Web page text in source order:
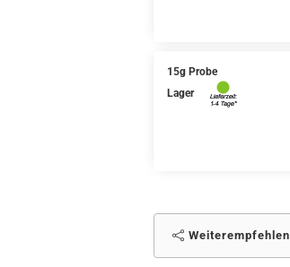
15g Probe
Lager
Weiterempfehlen